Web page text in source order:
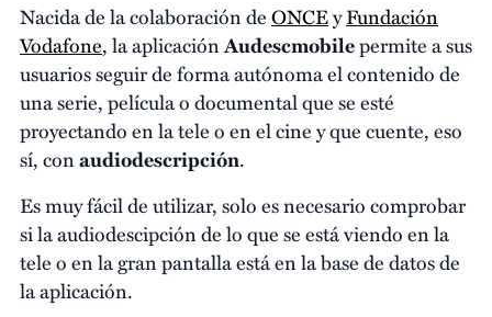
Nacida de la colaboración deONCEyFundación
Vodafone, la aplicaciónAudescmobilepermite a sus
usuarios seguir de forma autónoma el contenido de
una serie, película o documental que se esté
proyectando en la tele o en el cine y que cuente, eso
sí, conaudiodescripción.
Es muy fácil de utilizar, solo es necesario comprobar
si la audiodescipción de lo que se está viendo en la
tele o en la gran pantalla está en la base de datos de
la aplicación.